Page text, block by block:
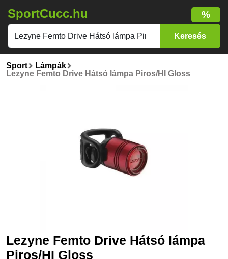
SportCucc.hu %
Sport
Lámpák
Lezyne Femto Drive Hátsó lámpa Piros/HI Gloss
Lezyne Femto Drive Hátsó lámpa
Piros/HI Gloss